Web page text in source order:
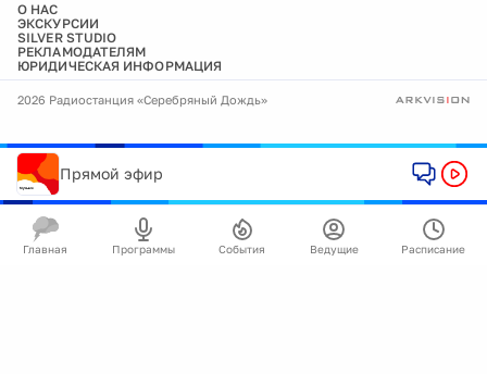
О НАС
ЭКСКУРСИИ
SILVER STUDIO
РЕКЛАМОДАТЕЛЯМ
ЮРИДИЧЕСКАЯ ИНФОРМАЦИЯ
2026 Радиостанция «Серебряный Дождь»
Прямой эфир
Главная Программы События Ведущие Расписание